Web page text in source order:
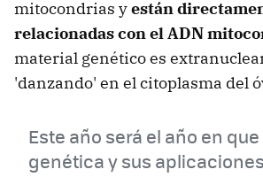
mitocondrias yestán
relacionadas con el ADN
material genético es
'danzando' en el citoplasma del
Este año será el año en que
genética y sus